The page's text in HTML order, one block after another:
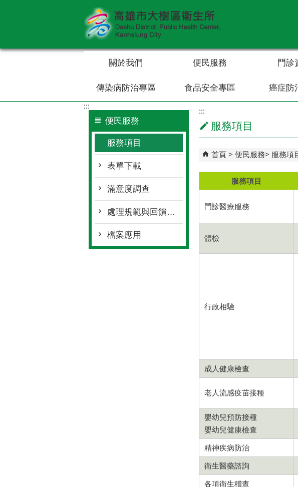
關於我們 便民服務 門診
傳染病防治專區 食品安全專區 癌症防
:::
便民服務
服務項目
表單下載
滿意度調查
處理規範與回饋時間
檔案應用
:::
服務項目
首頁 便民服務 服務項
服務項目
門診醫療服務
體檢
行政相驗
成人健康檢查
老人流感疫苗接種
嬰幼兒預防接種
嬰幼兒健康檢查
精神疾病防治
衛生醫藥諮詢
各項衛生稽查